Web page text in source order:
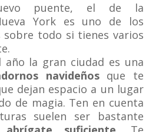
puente, el de la
York es uno de los
todo si tienes varios
año la gran ciudad es una
navideñosque te
dejan espacio a un lugar
de magia. Ten en cuenta
suelen ser bastante